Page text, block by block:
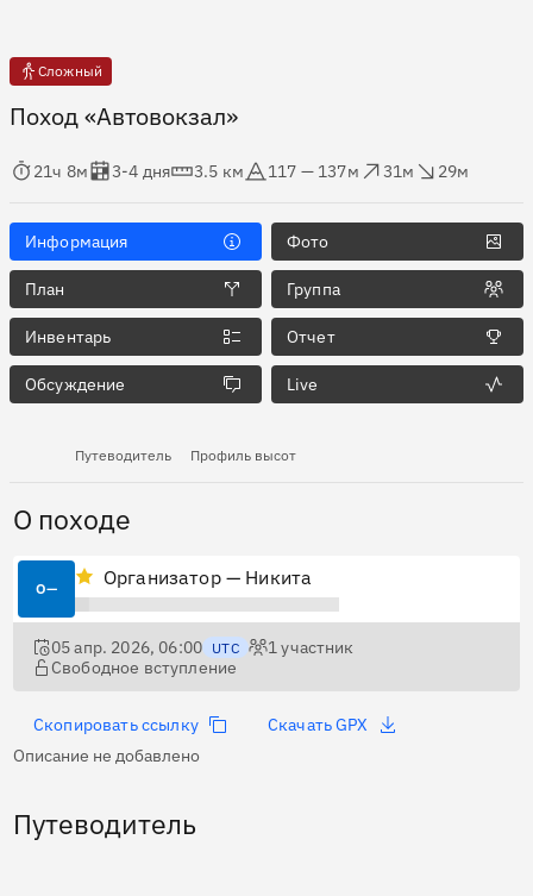
Сложный
Поход «Автовокзал»
в пути
21ч 8м
Оценка в днях
3-4 дня
Дистанция
3.5 км
Абсолютная высота
117 — 137м
31м
29м
Информация Фото
План Группа
Инвентарь Отчет
Обсуждение Live
Путеводитель Профиль высот
О походе
О— Организатор — Никита
05 апр. 2026, 06:00 UTC 1участник
Свободное вступление
Скопировать ссылку
Скачать GPX
Описание не добавлено
Путеводитель